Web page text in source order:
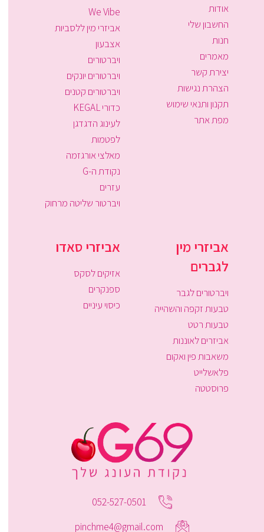
אודות
החשבון שלי
חנות
מאמרים
יצירת קשר
הצהרת נגישות
תקנון ותנאי שימוש
מפת אתר
We Vibe
אביזרי מין ללסביות
אצבעון
ויברטורים
ויברטורים יונקים
ויברטורים קטנים
כדורי KEGAL
לעינוג הדגדגן
לפטמות
מאלצי אורגזמה
נקודת ה-G
עזרים
ויברטור שליטה מרחוק
אביזרי מין
לגברים
ויברטורים לגבר
טבעות זקפה והשהייה
טבעות רטט
אביזרים לאוננות
משאבות פין ואקום
פלאשלייט
פרוסטטה
אביזרי סאדו
אזיקים לסקס
ספנקרים
כיסוי עיניים
052-527-0501
pinchme4@gmail.com